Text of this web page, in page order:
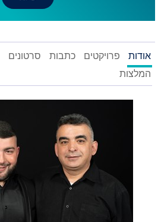
אודות פרויקטים כתבות סרטונים
המלצות